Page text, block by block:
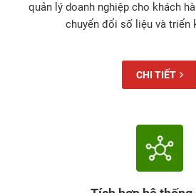
quản lý doanh nghiệp cho khách
chuyển đổi số liệu và triển
CHI TIẾT